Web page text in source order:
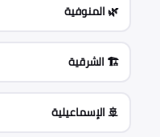
🌿 المنوفية
🏗️ الشرقية
🚢 الإسماعيلية